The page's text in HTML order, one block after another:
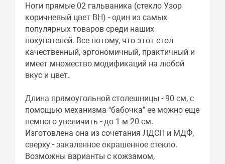
Ноги прямые 02 гальваника (стекло Узор
коричневый цвет ВН) - один из самых
популярных товаров среди наших
покупателей. Все потому, что этот стол
качественный, эргономичный, практичный и
имеет множество модификаций на любой
вкус и цвет.
Длина прямоугольной столешницы - 90 см, с
помощью механизма “бабочка” ее можно еще
немного увеличить - до 1 м 20 см.
Изготовлена она из сочетания ЛДСП и МДФ,
сверху - закаленное окрашенное стекло.
Возможны варианты с кожзамом,